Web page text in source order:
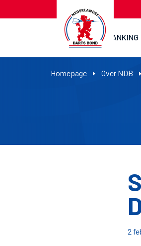
RANKING
Homepage Over NDB
2